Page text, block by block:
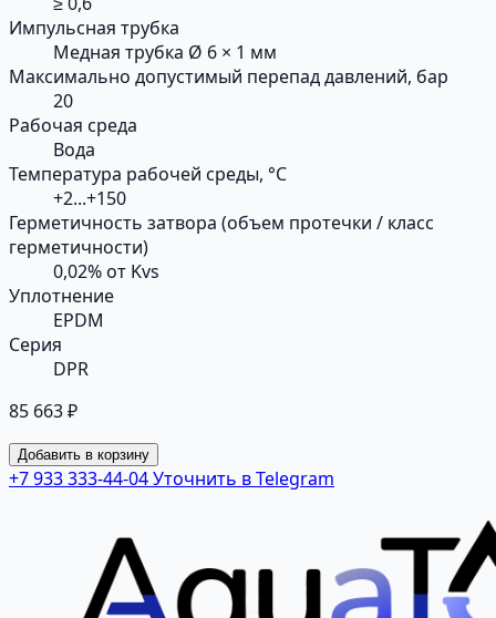
Импульсная трубка
Медная трубка Ø 6 × 1 мм
Максимально допустимый перепад давлений, бар
20
Рабочая среда
Вода
Температура рабочей среды, °С
+2...+150
Герметичность затвора (объем протечки / класс
герметичности)
0,02% от Kvs
Уплотнение
EPDM
Серия
DPR
85 663 ₽
Добавить в корзину
+7 933 333-44-04Уточнить в Telegram